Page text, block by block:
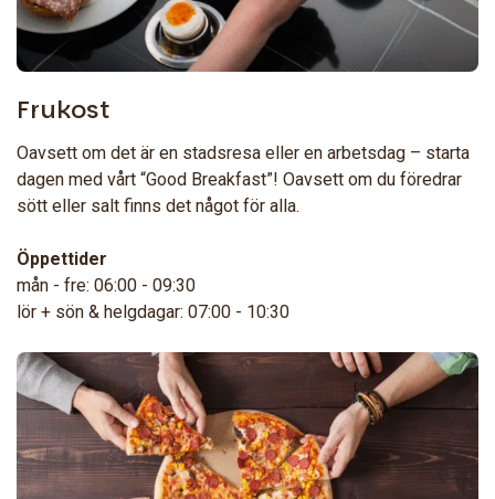
Frukost
Oavsett om det är en stadsresa eller en arbetsdag – starta
dagen med vårt “Good Breakfast”! Oavsett om du föredrar
sött eller salt finns det något för alla.
Öppettider
mån - fre: 06:00 - 09:30
lör + sön & helgdagar: 07:00 - 10:30